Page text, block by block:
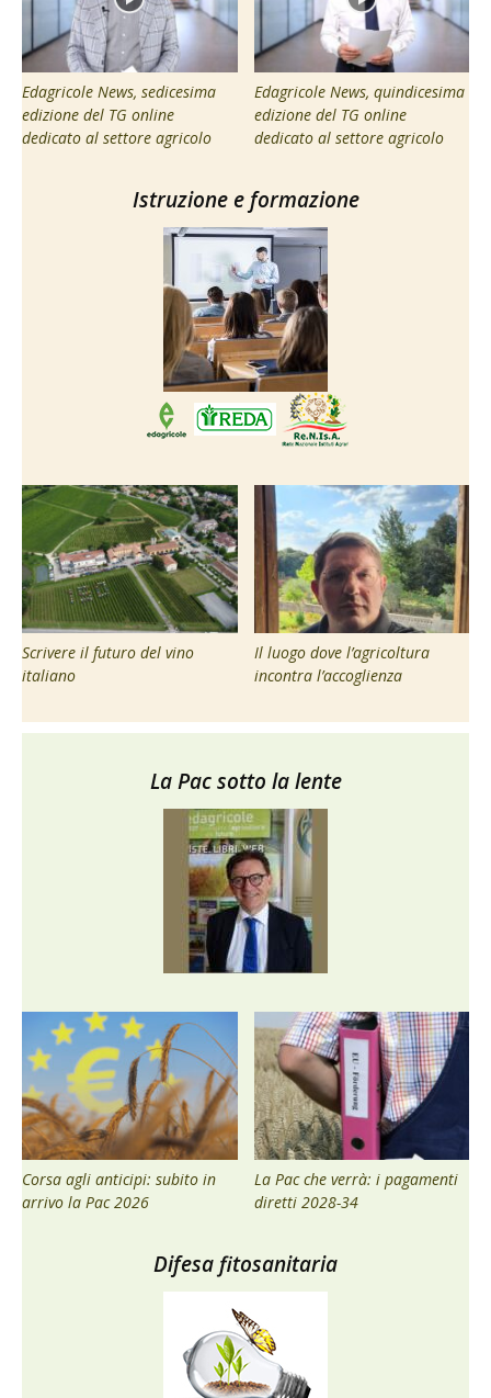
Edagricole News, sedicesima
edizione del TG online
dedicato al settore agricolo
Edagricole News, quindicesima
edizione del TG online
dedicato al settore agricolo
Istruzione e formazione
Scrivere il futuro del vino
italiano
Il luogo dove l’agricoltura
incontra l’accoglienza
La Pac sotto la lente
Corsa agli anticipi: subito in
arrivo la Pac 2026
La Pac che verrà: i pagamenti
diretti 2028-34
Difesa fitosanitaria